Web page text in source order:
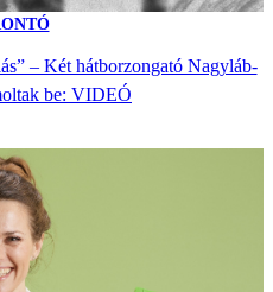
– Két hátborzongató Nagyláb-
be: VIDEÓ